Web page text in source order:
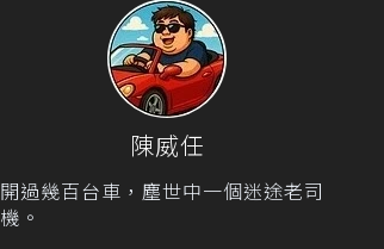
陳威任
開過幾百台車，塵世中一個迷途老司
機。